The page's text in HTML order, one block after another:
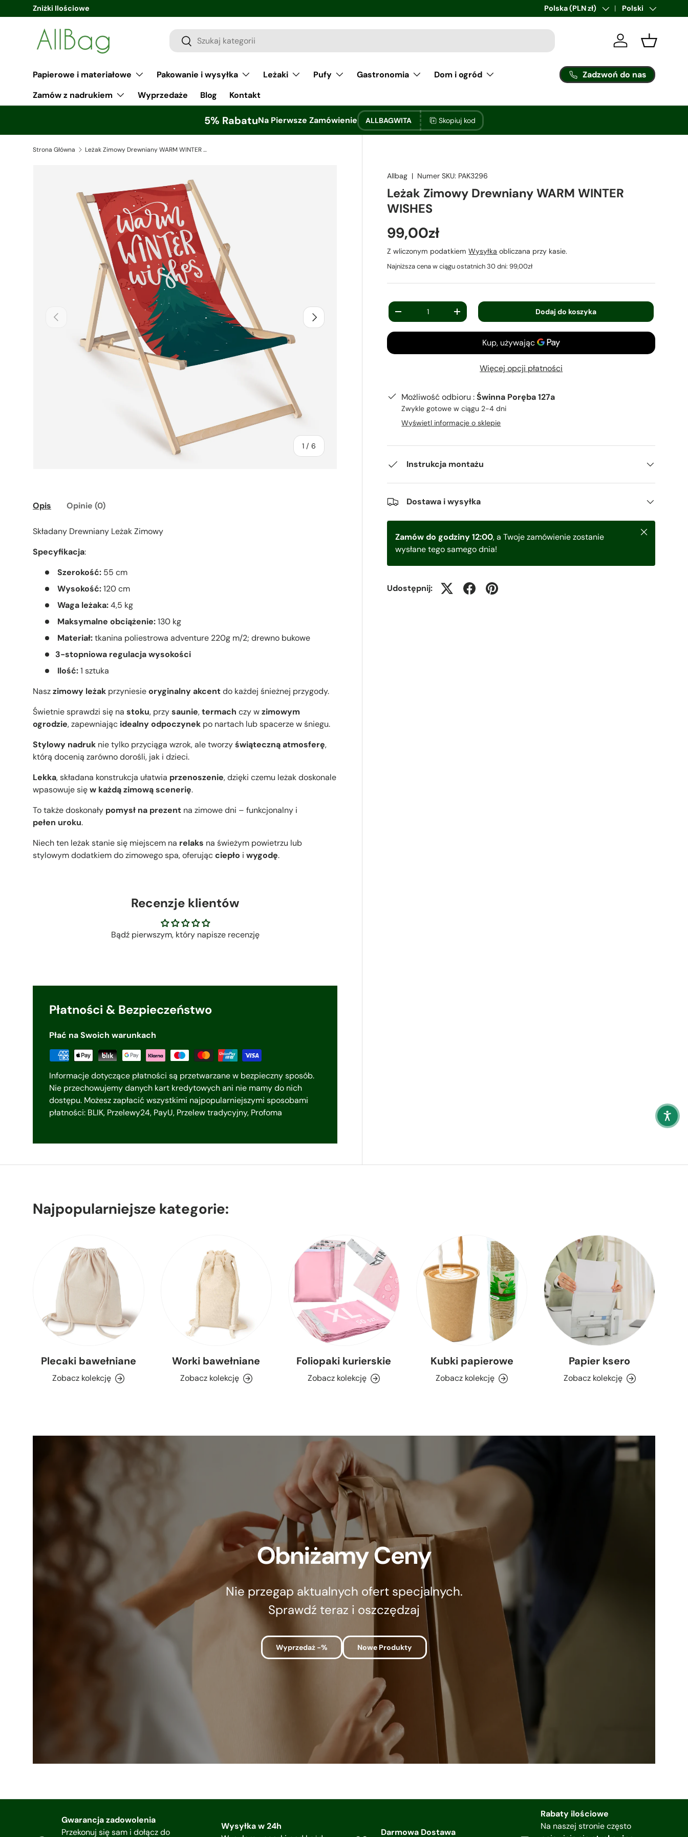
Zniżki Ilościowe sklep@allbag.pl
Kraj/region
Polska (PLN zł) JęzykPolski
Zaloguj sie
Kosz
Papierowe i materiałowe Pakowanie i wysyłka Leżaki Pufy Gastronomia
Dom i ogród
Zamów z nadrukiem
Wyprzedaże Blog Kontakt
Zadzwoń do nas
5% RabatuNa Pierwsze Zamówienie ALLBAGWITA Skopiuj kod
Strona Główna Leżak Zimowy Drewniany WARM WINTER WISHES
Poprzedni
1 /z
6
Następny
Allbag | Numer SKU: PAK3296
Leżak Zimowy Drewniany WARM WINTER
WISHES
99,00zł
Z wliczonym podatkiemWysyłka obliczana przy kasie.
Najniższa cena w ciągu ostatnich 30 dni:99,00zł
Ilość
-
+ Dodaj do koszyka
Więcej opcji płatności
Możliwość odbioru :Świnna Poręba 127a
Zwykle gotowe w ciągu 2-4 dni
Wyświetl informacje o sklepie
Instrukcja montażu
Dostawa i wysyłka
Zamów do godziny 12:00, a Twoje zamówienie zostanie
wysłane tego samego dnia!
Zamknij
Udostępnij:
Opis Opinie (0)
Składany Drewniany Leżak Zimowy
Specyfikacja:
Szerokość: 55 cm
Wysokość:120 cm
Waga leżaka:4,5 kg
Maksymalne obciążenie:130 kg
Materiał:tkanina poliestrowa adventure 220g m/2; drewno bukowe
3-stopniowa regulacja wysokości
Ilość:1 sztuka
Naszzimowy leżak przyniesieoryginalny akcentdo każdej śnieżnej przygody.
Świetnie sprawdzi się na stoku, przysaunie,termach czy wzimowym
ogrodzie, zapewniając idealnyodpoczynek po nartach lub spacerze w śniegu.
Stylowy nadruk nie tylko przyciąga wzrok, ale tworzyświąteczną atmosferę,
którą docenią zarównodorośli, jak i dzieci.
Lekka, składana konstrukcja ułatwia przenoszenie, dzięki czemu leżak doskonale
wpasowuje sięw każdą zimową scenerię.
To także doskonały pomysł na prezent na zimowe dni – funkcjonalny i
pełen uroku.
Niech ten leżak stanie się miejscem na relaks na świeżym powietrzu lub
stylowym dodatkiem dozimowego spa, oferującciepło i wygodę.
Recenzje klientów
Bądź pierwszym, który napisze recenzję
Płatności & Bezpieczeństwo
Płać na Swoich warunkach
Informacje dotyczące płatności są przetwarzane w bezpieczny sposób.
Nie przechowujemy danych kart kredytowych ani nie mamy do nich
dostępu. Możesz zapłacić wszystkimi najpopularniejszymi sposobami
płatności: BLIK, Przelewy24, PayU, Przelew tradycyjny, Profoma
Najpopularniejsze kategorie:
Plecaki bawełniane
Zobacz kolekcję
Worki bawełniane
Zobacz kolekcję
Foliopaki kurierskie
Zobacz kolekcję
Kubki papierowe
Zobacz kolekcję
Papier ksero
Zobacz kolekcję
Obniżamy Ceny
Nie przegap aktualnych ofert specjalnych.
Sprawdź teraz i oszczędzaj
Wyprzedaż -% Nowe Produkty
Gwarancja zadowolenia
Przekonuj się sam i dołącz do
Wysyłka w 24h
Darmowa Dostawa
Rabaty ilościowe
Na naszej stronie często